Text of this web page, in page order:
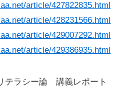
article/427822835.html
article/428231566.html
article/429007292.html
article/429386935.html
テラシー論 講義レポート